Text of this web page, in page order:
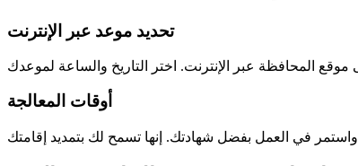
تحديد موعد عبر الإنترنت
أوقات المعالجة